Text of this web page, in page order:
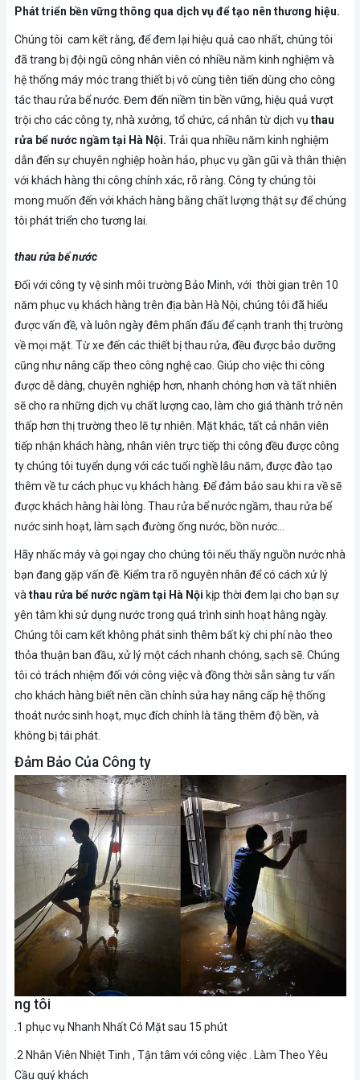
Phát triển bền vững thông qua dịch vụ để tạo nên thương hiệu.
Chúng tôi cam kết rằng, để đem lại hiệu quả cao nhất, chúng tôi
đã trang bị đội ngũ công nhân viên có nhiều năm kinh nghiệm và
hệ thống máy móc trang thiết bị vô cùng tiên tiến dùng cho công
tác thau rửa bể nước. Đem đến niềm tin bền vững, hiệu quả vượt
trội cho các công ty, nhà xưởng, tổ chức, cá nhân từ dịch vụ thau
rửa bể nước ngầm tại Hà Nội. Trải qua nhiều năm kinh nghiệm
dẫn đến sự chuyên nghiệp hoàn hảo, phục vụ gần gũi và thân thiện
với khách hàng thi công chính xác, rõ ràng. Công ty chúng tôi
mong muốn đến với khách hàng bằng chất lượng thật sự để chúng
tôi phát triển cho tương lai.
thau rửa bể nước
Đối với công ty vệ sinh môi trường Bảo Minh, với thời gian trên 10
năm phục vụ khách hàng trên địa bàn Hà Nội, chúng tôi đã hiểu
được vấn đề, và luôn ngày đêm phấn đấu để cạnh tranh thị trường
về mọi mặt. Từ xe đến các thiết bị thau rửa, đều được bảo dưỡng
cũng như nâng cấp theo công nghệ cao. Giúp cho việc thi công
được dễ dàng, chuyên nghiệp hơn, nhanh chóng hơn và tất nhiên
sẽ cho ra những dịch vụ chất lượng cao, làm cho giá thành trở nên
thấp hơn thị trường theo lẽ tự nhiên. Mặt khác, tất cả nhân viên
tiếp nhận khách hàng, nhân viên trực tiếp thi công đều được công
ty chúng tôi tuyển dụng với các tuổi nghề lâu năm, được đào tạo
thêm về tư cách phục vụ khách hàng. Để đảm bảo sau khi ra về sẽ
được khách hàng hài lòng. Thau rửa bể nước ngầm, thau rửa bể
nước sinh hoạt, làm sạch đường ống nước, bồn nước…
Hãy nhấc máy và gọi ngay cho chúng tôi nếu thấy nguồn nước nhà
bạn đang gặp vấn đề. Kiểm tra rõ nguyên nhân để có cách xử lý
và thau rửa bể nước ngầm tại Hà Nội kịp thời đem lại cho bạn sự
yên tâm khi sử dụng nước trong quá trình sinh hoạt hằng ngày.
Chúng tôi cam kết không phát sinh thêm bất kỳ chi phí nào theo
thỏa thuận ban đầu, xử lý một cách nhanh chóng, sạch sẽ. Chúng
tôi có trách nhiệm đối với công việc và đồng thời sẵn sàng tư vấn
cho khách hàng biết nên cần chỉnh sửa hay nâng cấp hệ thống
thoát nước sinh hoạt, mục đích chính là tăng thêm độ bền, và
không bị tái phát.
Đảm Bảo Của Công ty
ng tôi
.1 phục vụ Nhanh Nhất Có Mặt sau 15 phút
.2 Nhân Viên Nhiệt Tinh , Tận tâm với công việc . Làm Theo Yêu
Cầu quý khách